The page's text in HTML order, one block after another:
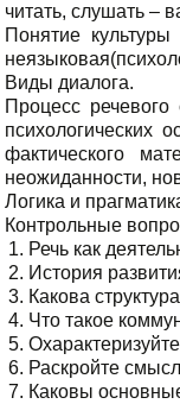
читать, слушать –
Понятие
Виды диалога.
Процесс
психологических
фактического
неожиданности,
Логика и
Контрольные
Речь как
История
Какова
Что такое
Раскройте
Каковы